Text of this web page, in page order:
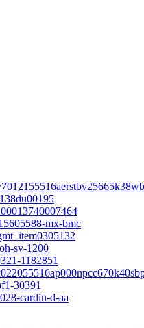
mx-bmc
sv-1200
1182851
30391
cardin-d-aa